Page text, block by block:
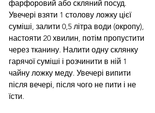
фарфоровий або скляний посуд.
Увечері взяти 1 столову ложку цієї
суміші, залити 0,5 літра води (окропу),
настояти 20 хвилин, потім пропустити
через тканину. Налити одну склянку
гарячої суміші і розчинити в ній 1
чайну ложку меду. Увечері випити
після вечері, після чого не пити і не
їсти.